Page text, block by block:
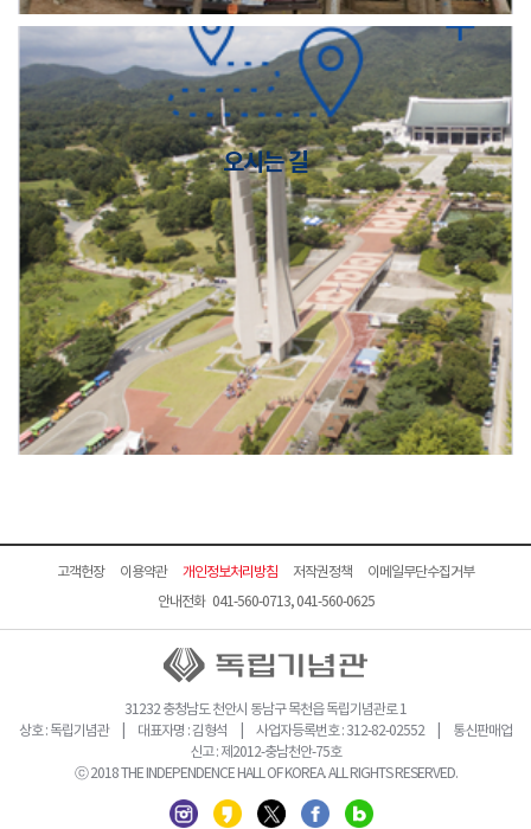
오시는 길
고객헌장 이용약관 개인정보처리방침 저작권정책
이메일무단수집거부
안내전화 041-560-0713, 041-560-0625
31232 충청남도 천안시 동남구 목천읍 독립기념관로 1
상호 : 독립기념관 | 대표자명 : 김형석 | 사업자등록번호 : 312-82-02552 | 통신판매업
신고 : 제2012-충남천안-75호
ⓒ 2018 THE INDEPENDENCE HALL OF KOREA. ALL RIGHTS RESERVED.